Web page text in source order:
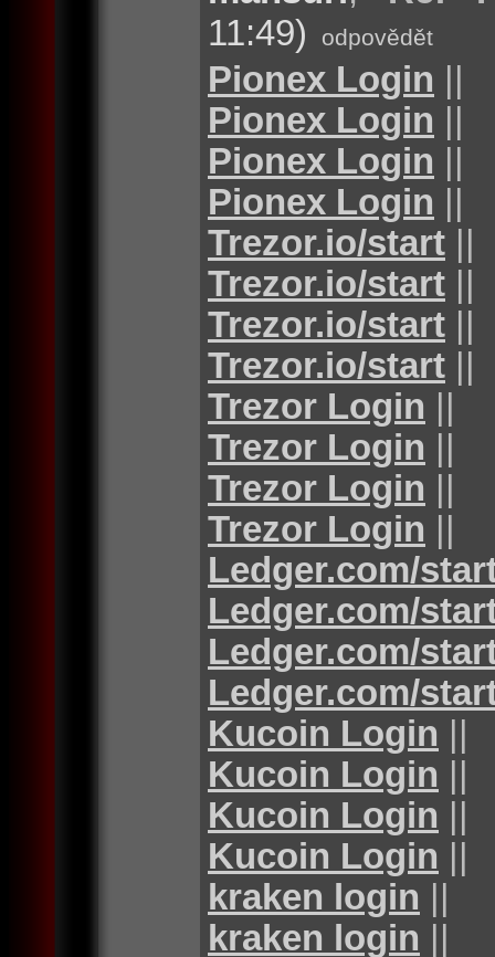
11:49)
odpovědět
Pionex Login ||
Pionex Login ||
Pionex Login ||
Pionex Login ||
Trezor.io/start ||
Trezor.io/start ||
Trezor.io/start ||
Trezor.io/start ||
Trezor Login ||
Trezor Login ||
Trezor Login ||
Trezor Login ||
Ledger.com/
Ledger.com/
Ledger.com/
Ledger.com/
Kucoin Login ||
Kucoin Login ||
Kucoin Login ||
Kucoin Login ||
kraken login ||
kraken login ||